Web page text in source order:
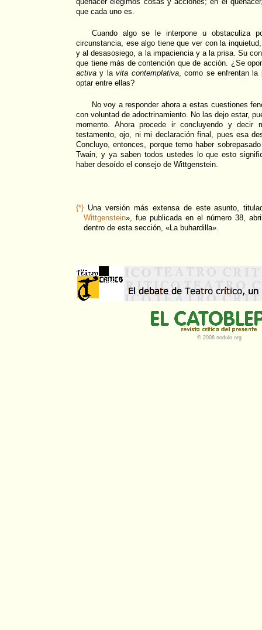
que cada uno es.
Cuando algo se le interpone u obstaculiza
circunstancia, ese algo tiene que ver con la
y al desasosiego, a la impaciencia y a la prisa. Su
que tiene más de contención que de acción. ¿Se
activay lavita contemplativa, como se enfrentan
optar entre ellas?
No voy a responder ahora a estas cuestiones
con voluntad de adoctrinamiento. No las dejo estar,
momento. Ahora procede ir concluyendo y decir
testamento, ojo, ni mi declaración final, pues esa
Concluyo, entonces, porque temo haber
Twain, y ya saben todos ustedes lo que esto
haber desoído el consejo de Wittgenstein.
{*} Una versión más extensa de este asunto,
Wittgenstein», fue publicada en el número 38,
dentro de esta sección, «La buhardilla».
© 2006 nodulo.org